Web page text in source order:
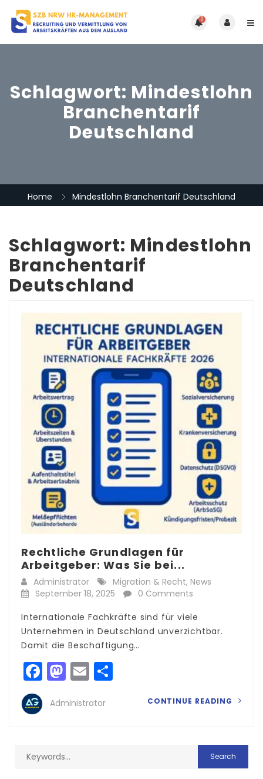
0
Schlagwort: Mindestlohn
Branchentarif
Deutschland
Home Mindestlohn Branchentarif Deutschland
Schlagwort: Mindestlohn
Branchentarif
Deutschland
Rechtliche Grundlagen für
Arbeitgeber: Was Sie bei...
Administrator Migration & Recht, News
September 18, 2025
0 Comments
Internationale Fachkräfte sind für viele
Unternehmen in Deutschland unverzichtbar.
Damit die Beschäftigung…
Facebook
Mastodon
Email
Administrator CONTINUE READING